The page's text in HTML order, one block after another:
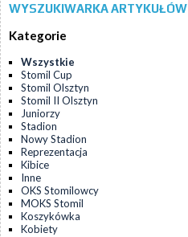
WYSZUKIWARKA ARTYKUŁÓW
Kategorie
Wszystkie
Stomil Cup
Stomil Olsztyn
Stomil II Olsztyn
Juniorzy
Stadion
Nowy Stadion
Reprezentacja
Kibice
Inne
OKS Stomilowcy
MOKS Stomil
Koszykówka
Kobiety